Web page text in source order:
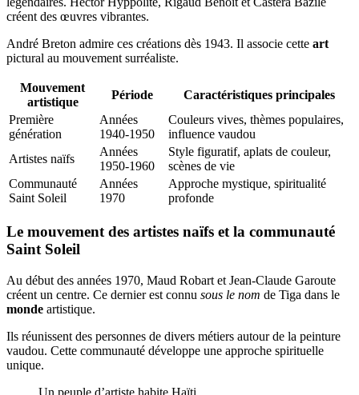
créent des œuvres vibrantes.
André Breton admire ces créations dès 1943. Il associe cette art
pictural au mouvement surréaliste.
Mouvement
artistique
Période
Caractéristiques principales
Première
génération
Années
1940-1950
Couleurs vives, thèmes populaires,
influence vaudou
Artistes naïfs
Années
1950-1960
Style figuratif, aplats de couleur,
scènes de vie
Communauté
Saint Soleil
Années
1970
Approche mystique, spiritualité
profonde
Le mouvement des artistes naïfs et la communauté
Saint Soleil
Au début des années 1970, Maud Robart et Jean-Claude Garoute
créent un centre. Ce dernier est connu sous le nom de Tiga dans le
monde artistique.
Ils réunissent des personnes de divers métiers autour de la peinture
vaudou. Cette communauté développe une approche spirituelle
unique.
Un peuple d’artiste habite Haïti